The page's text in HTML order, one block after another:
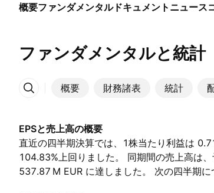
概要ファンダメンタルドキュメント ニュース
ファンダメンタルと統計
概要 財務諸表 統計
その他
EPSと売上高の概要
直近の四半期決算では、1株当たり利益は
104.83%上回りました。 同期間の売上高は
537.87 M‬ EUR に達しました。 次の四半期